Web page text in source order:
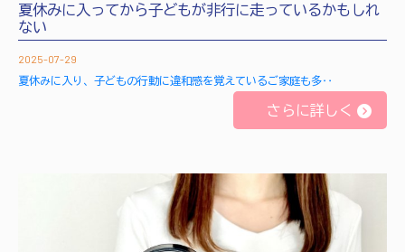
夏休みに入ってから子どもが非行に走っているかもしれ
ない
2025-07-29
夏休みに入り、子どもの行動に違和感を覚えているご家庭も多‥
さらに詳しく